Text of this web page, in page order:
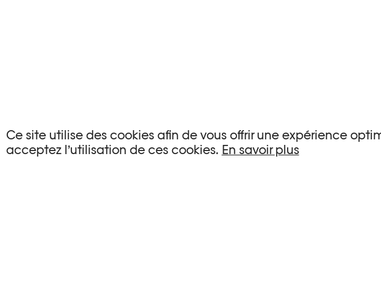
Ce site utilise des cookies afin de vous offrir une expérience
acceptez l’utilisation de ces cookies. En savoir plus
AUCUN ÉVÉNEMENT